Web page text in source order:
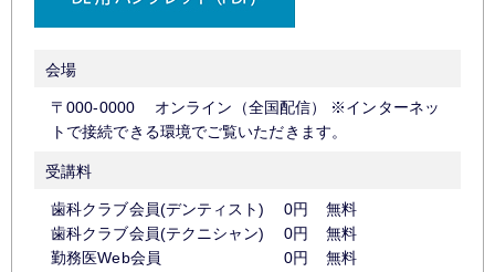
会場
〒000-0000 オンライン（全国配信） ※インターネッ
トで接続できる環境でご覧いただきます。
受講料
歯科クラブ会員(デンティスト) 0円
無料
歯科クラブ会員(テクニシャン)
0円
無料
勤務医Web会員
0円
無料